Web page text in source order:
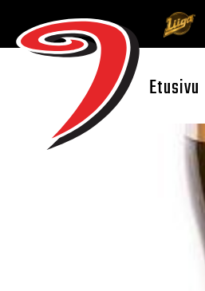
Etusivu